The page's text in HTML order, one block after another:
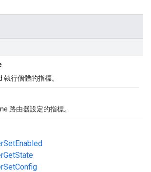
行個體的指標。
路由器設定的指標。